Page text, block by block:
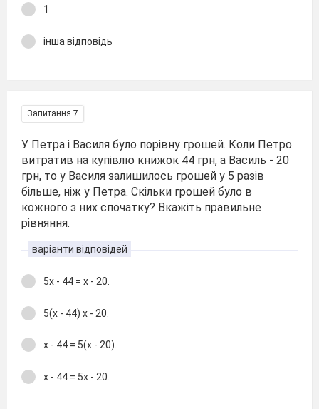
1
інша відповідь
Запитання 7
У Петра і Василя було порівну грошей. Коли Петро
витратив на купівлю книжок 44 грн, а Василь - 20
грн, то у Василя залишилось грошей у 5 разів
більше, ніж у Петра. Скільки грошей було в
кожного з них спочатку? Вкажіть правильне
рівняння.
варіанти відповідей
5х - 44 = х - 20.
5(х - 44) х - 20.
х - 44 = 5(х - 20).
х - 44 = 5х - 20.